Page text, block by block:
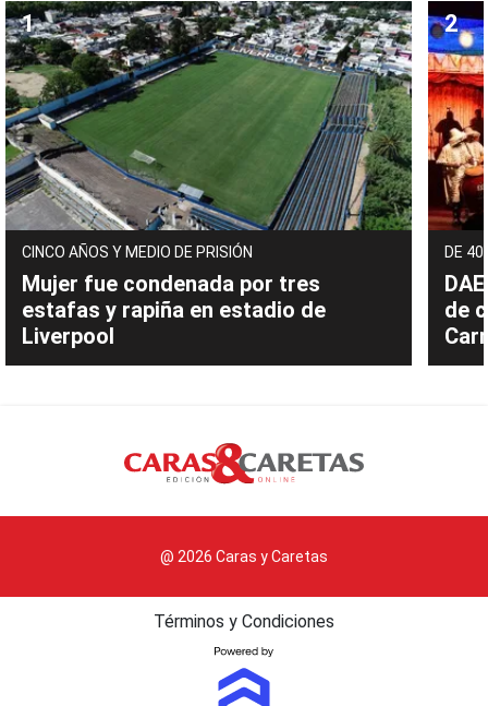
CINCO AÑOS Y MEDIO DE PRISIÓN
Mujer fue condenada por tres
estafas y rapiña en estadio de
Liverpool
DE
de
@ 2026 Caras y Caretas
Términos y Condiciones